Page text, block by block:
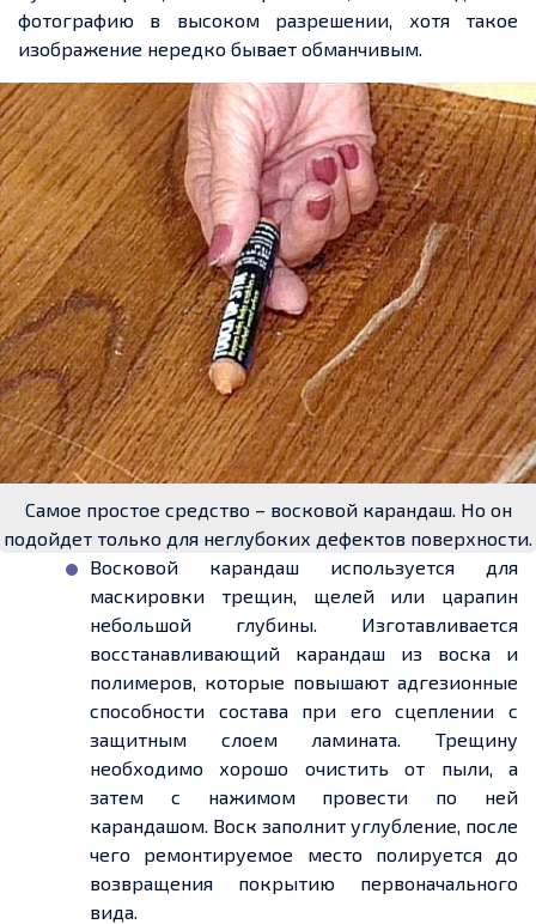
фотографию в высоком разрешении, хотя такое
изображение нередко бывает обманчивым.
Самое простое средство – восковой карандаш. Но он
подойдет только для неглубоких дефектов поверхности.
Восковой карандаш используется для
маскировки трещин, щелей или царапин
небольшой глубины. Изготавливается
восстанавливающий карандаш из воска и
полимеров, которые повышают адгезионные
способности состава при его сцеплении с
защитным слоем ламината. Трещину
необходимо хорошо очистить от пыли, а
затем с нажимом провести по ней
карандашом. Воск заполнит углубление, после
чего ремонтируемое место полируется до
возвращения покрытию первоначального
вида.